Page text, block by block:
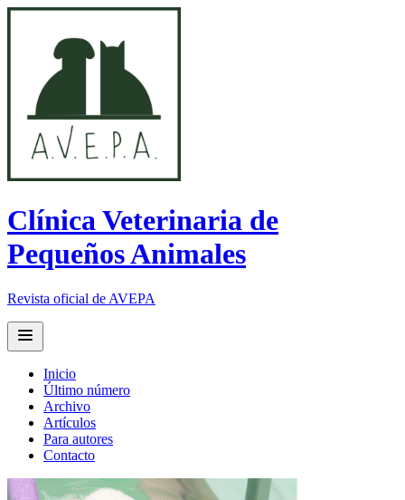
Clínica Veterinaria de
Pequeños Animales
Revista oficial de AVEPA
Open main menu
Inicio
Último número
Archivo
Artículos
Para autores
Contacto